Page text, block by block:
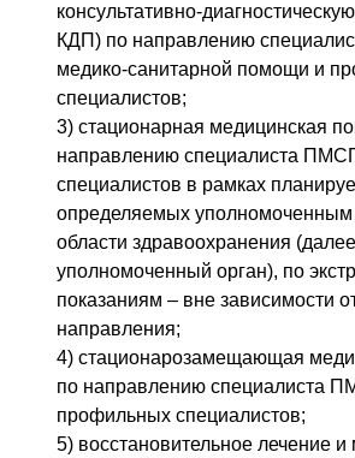
консультативно-
КДП) по направлению
медико-санитарной помощи и
специалистов;
3) стационарная медицинская
направлению специалиста
специалистов в рамках
определяемых уполномоченным
области здравоохранения
уполномоченный орган), по
показаниям – вне зависимости
направления;
4) стационарозамещающая
по направлению специалиста
профильных специалистов;
5) восстановительное лечение и